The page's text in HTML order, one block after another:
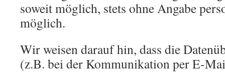
soweit möglich, stets ohne Angabe
möglich.
Wir weisen darauf hin, dass die
(z.B. bei der Kommunikation per E-